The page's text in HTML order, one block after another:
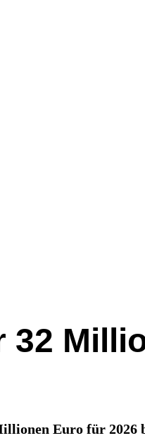
Euro für 2026